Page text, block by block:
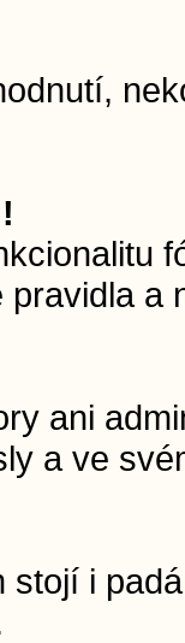
a
ani
a ve
stojí i